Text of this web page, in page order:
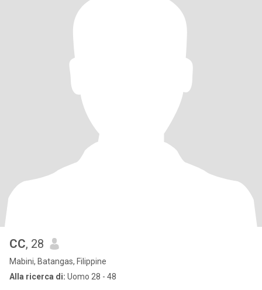
CC, 28
Mabini, Batangas, Filippine
Alla ricerca di: Uomo 28 - 48